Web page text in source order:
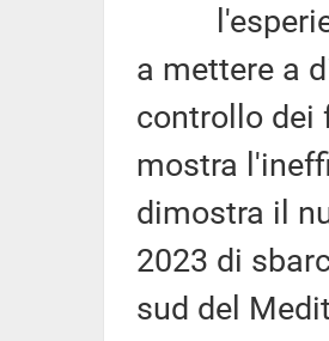
a mettere a
controllo dei
mostra
dimostra il
2023 di
sud del